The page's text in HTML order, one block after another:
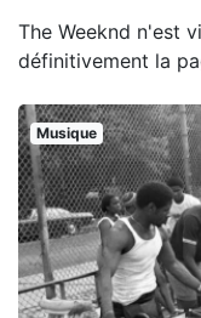
The Weeknd n'est
définitivement la
Musique